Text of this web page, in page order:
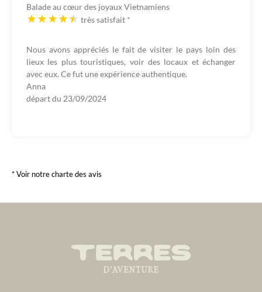
Balade au cœur des joyaux Vietnamiens
très satisfait *
Nous avons appréciés le fait de visiter le pays loin des
lieux les plus touristiques, voir des locaux et échanger
avec eux. Ce fut une expérience authentique.
Anna
départ du 23/09/2024
* Voir notre charte des avis